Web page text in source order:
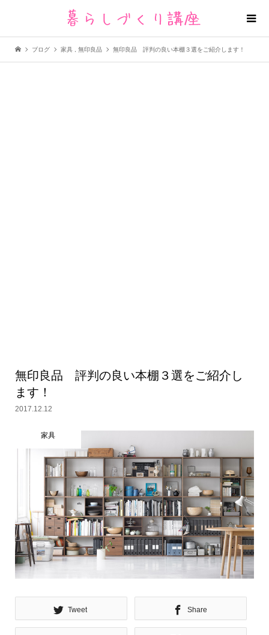
ブログ 家具 無印良品 無印良品 評判の良い本棚３選をご紹介します！
無印良品 評判の良い本棚３選をご紹介し
ます！
2017.12.12
家具
Tweet Share